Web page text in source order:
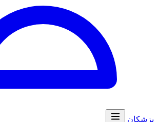
پزشکان